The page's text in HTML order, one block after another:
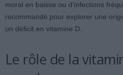
moral en baisse ou d’infections
recommandé pour explorer une
un déficit en vitamine D.
Le rôle de la